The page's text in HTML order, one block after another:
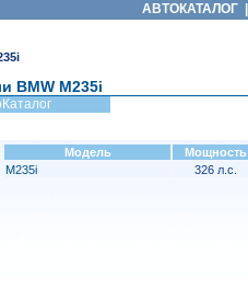
АВТОКАТАЛОГ
BMW M235i
Модель Мощность
M235i
326 л.с.